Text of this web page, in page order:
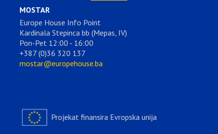
MOSTAR
Europe House Info Point
Kardinala Stepinca bb (Mepas, IV)
Pon-Pet 12:00 - 16:00
+387 (0)36 320 137
mostar@europehouse.ba
Projekat finansira Evropska unija